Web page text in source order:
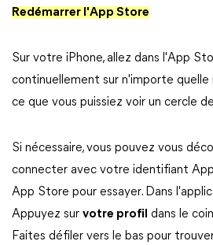
Redémarrer l'App Store
Sur votre iPhone, allez dans l'App
continuellement sur n'importe quelle
ce que vous puissiez voir un cercle
Si nécessaire, vous pouvez vous
connecter avec votre identifiant
App Store pour essayer. Dans
Appuyez sur votre profil
dans le
Faites défiler vers le bas pour